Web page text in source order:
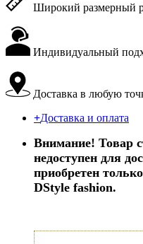
Широкий размерный
Индивидуальный
Доставка в любую
+Доставка и оплата
Внимание! Товар
недоступен для
приобретен
DStyle fashion.